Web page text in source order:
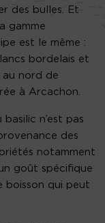
des bulles. Et
gamme
est le même :
bordelais et
au nord de
à Arcachon.
n’est pas
des
notamment
goût spécifique
boisson qui peut